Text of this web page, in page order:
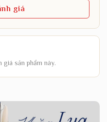
giá
giá sản phẩm này.